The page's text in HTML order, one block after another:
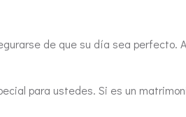
de que su día sea perfecto.
para ustedes. Si es un